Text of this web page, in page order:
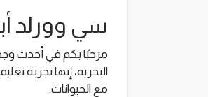
سي وورلد
مرحبًا بكم في أحدث
البحرية، إنها تجربة
مع الحيوانات.